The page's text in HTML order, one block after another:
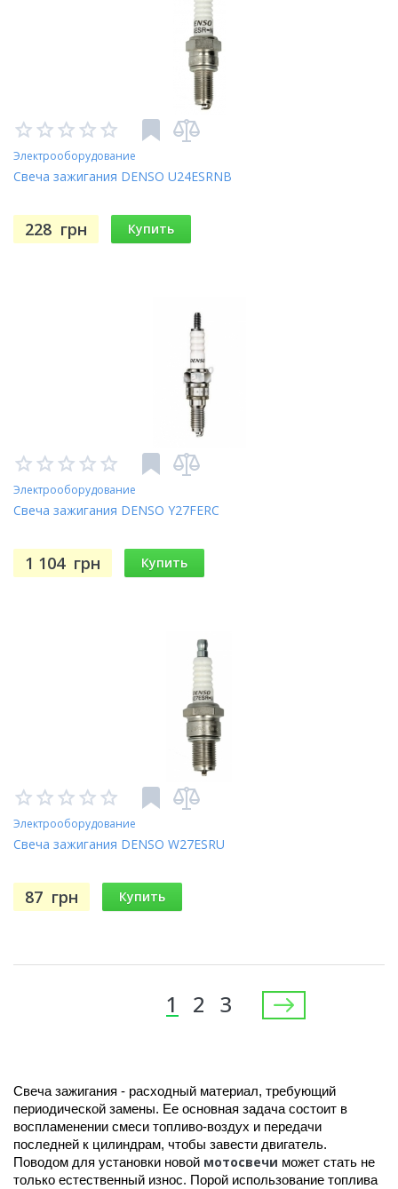
Электрооборудование
Свеча зажигания DENSO U24ESRNB
228 грн Купить
Электрооборудование
Свеча зажигания DENSO Y27FERC
1 104 грн Купить
Электрооборудование
Свеча зажигания DENSO W27ESRU
87 грн Купить
1 2 3
Свеча зажигания - расходный материал, требующий
периодической замены. Ее основная задача состоит в
воспламенении смеси топливо-воздух и передачи
последней к цилиндрам, чтобы завести двигатель.
Поводом для установки новой мотосвечи может стать не
только естественный износ. Порой использование топлива